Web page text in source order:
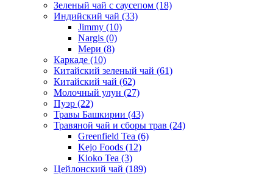
Зеленый чай с саусепом (18)
Индийский чай (33)
Jimmy (10)
Nargis (0)
Мери (8)
Каркаде (10)
Китайский зеленый чай (61)
Китайский чай (62)
Молочный улун (27)
Пуэр (22)
Травы Башкирии (43)
Травяной чай и сборы трав (24)
Greenfield Tea (6)
Kejo Foods (12)
Kioko Tea (3)
Цейлонский чай (189)